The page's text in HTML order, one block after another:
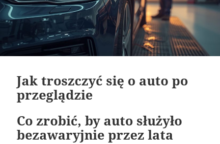
Jak troszczyć się o auto po
przeglądzie
Co zrobić, by auto służyło
bezawaryjnie przez lata